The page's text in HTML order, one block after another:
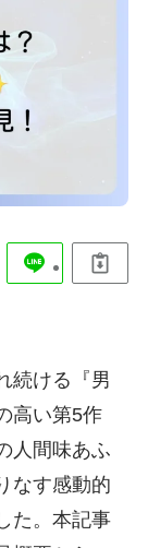
続ける『男
高い第5作
人間味あふ
なす感動的
た。本記事